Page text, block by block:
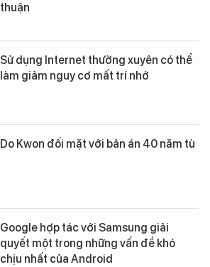
thuận
Sử dụng Internet thường xuyên có thể
làm giảm nguy cơ mất trí nhớ
Do Kwon đối mặt với bản án 40 năm tù
Google hợp tác với Samsung giải
quyết một trong những vấn đề khó
chịu nhất của Android